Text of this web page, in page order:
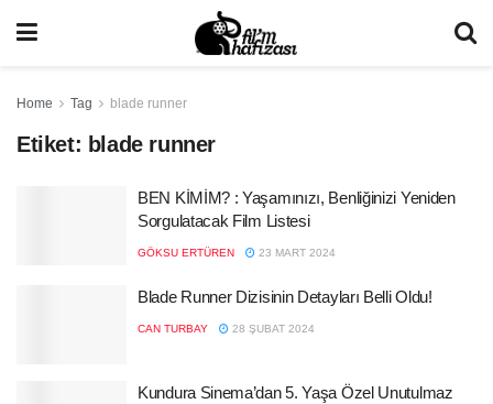
Home Tag blade runner
Etiket: blade runner
BEN KİMİM? : Yaşamınızı, Benliğinizi Yeniden
Sorgulatacak Film Listesi
GÖKSU ERTÜREN 23 MART 2024
Blade Runner Dizisinin Detayları Belli Oldu!
CAN TURBAY 28 ŞUBAT 2024
Kundura Sinema’dan 5. Yaşa Özel Unutulmaz